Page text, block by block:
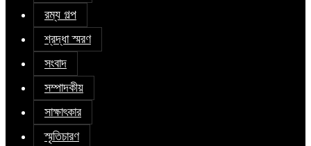
রম্য গল্প
শ্রদ্ধা স্মরণ
সংবাদ
সম্পাদকীয়
সাক্ষাৎকার
স্মৃতিচারণ